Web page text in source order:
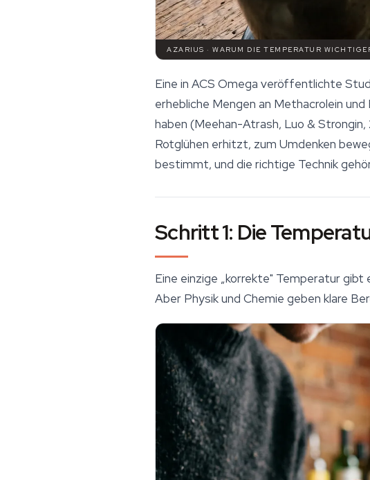
AZARIUS · WARUM DIE TEMPERATUR
Eine in ACS Omega veröffentlichte
erhebliche Mengen an Methacrolein
haben (Meehan-Atrash, Luo &
Rotglühen erhitzt, zum Umdenken
bestimmt, und die richtige Technik
Schritt 1: Die
Eine einzige „korrekte" Temperatur
Aber Physik und Chemie geben klare